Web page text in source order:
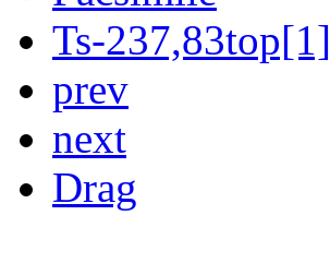
Ts-237,83top[1]
prev
next
Drag